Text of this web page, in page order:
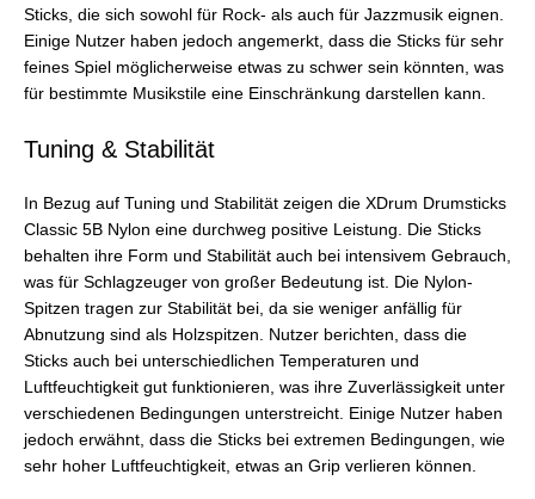
Sticks, die sich sowohl für Rock- als auch für Jazzmusik eignen.
Einige Nutzer haben jedoch angemerkt, dass die Sticks für sehr
feines Spiel möglicherweise etwas zu schwer sein könnten, was
für bestimmte Musikstile eine Einschränkung darstellen kann.
Tuning & Stabilität
In Bezug auf Tuning und Stabilität zeigen die XDrum Drumsticks
Classic 5B Nylon eine durchweg positive Leistung. Die Sticks
behalten ihre Form und Stabilität auch bei intensivem Gebrauch,
was für Schlagzeuger von großer Bedeutung ist. Die Nylon-
Spitzen tragen zur Stabilität bei, da sie weniger anfällig für
Abnutzung sind als Holzspitzen. Nutzer berichten, dass die
Sticks auch bei unterschiedlichen Temperaturen und
Luftfeuchtigkeit gut funktionieren, was ihre Zuverlässigkeit unter
verschiedenen Bedingungen unterstreicht. Einige Nutzer haben
jedoch erwähnt, dass die Sticks bei extremen Bedingungen, wie
sehr hoher Luftfeuchtigkeit, etwas an Grip verlieren können.